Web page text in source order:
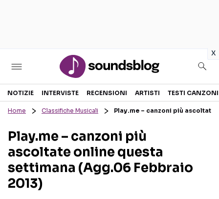
x
Sezioni
RECENSIONI MUSICALI
INTERVISTE
GOSSIP E CURIOSITÀ
TESTI CANZONI
TOUR ED EVENTI
TALENT SHOW
NOTIZIE INTERVISTE RECENSIONI ARTISTI TESTI CANZONI
Home Classifiche Musicali Play.me – canzoni più
Play.me – canzoni più
ascoltate online questa
settimana (Agg.06 Febbraio
2013)